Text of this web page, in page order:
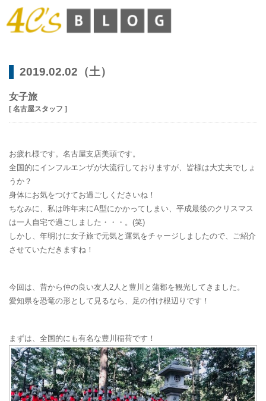
2019.02.02（土）
女子旅
[ 名古屋スタッフ ]
お疲れ様です。名古屋支店美頭です。
全国的にインフルエンザが大流行しておりますが、皆様は大丈夫でしょ
うか？
身体にお気をつけてお過ごしくださいね！
ちなみに、私は昨年末にA型にかかってしまい、平成最後のクリスマス
は一人自宅で過ごしました・・・。(笑)
しかし、年明けに女子旅で元気と運気をチャージしましたので、ご紹介
させていただきますね！
今回は、昔から仲の良い友人2人と豊川と蒲郡を観光してきました。
愛知県を恐竜の形として見るなら、足の付け根辺りです！
まずは、全国的にも有名な豊川稲荷です！